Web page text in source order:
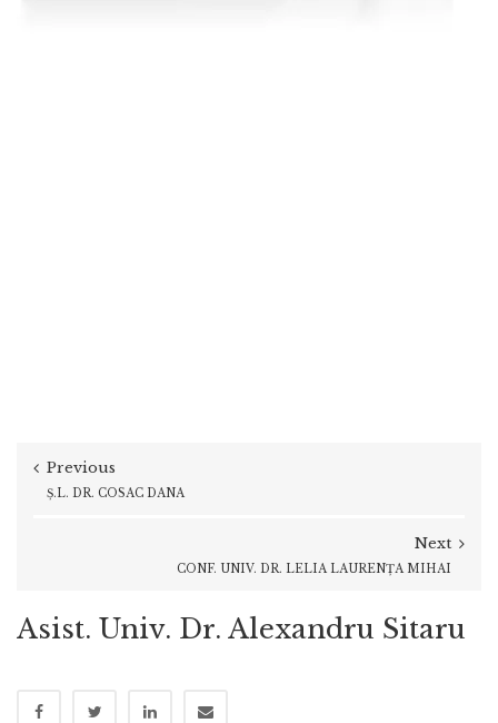
Previous
Ș.L. DR. COSAC DANA
Next
CONF. UNIV. DR. LELIA LAURENȚA MIHAI
Asist. Univ. Dr. Alexandru Sitaru